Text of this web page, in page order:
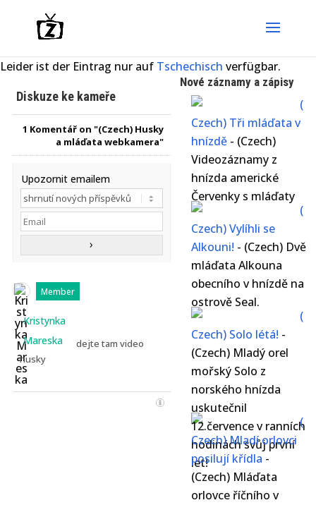
Leider ist der Eintrag nur auf Tschechisch verfügbar.
Nové záznamy a zápisy
(
Czech) Tři mláďata v
hnízdě - (Czech)
Videozáznamy z
hnízda americké
Červenky s mláďaty
(
Czech) Vylíhli se
Alkouni! - (Czech) Dvě
mláďata Alkouna
obecního v hnízdě na
ostrově Seal.
(
Czech) Solo létá! -
(Czech) Mladý orel
mořský Solo z
norského hnízda
uskutečnil
12.července v ranních
hodinách svůj první
let!
(
Czech) Mladí orlovci
posilují křídla -
(Czech) Mláďata
orlovce říčního v
Diskuze ke kameře
1 Komentář on "(Czech) Husky
a mláďata webkamera"
Upozornit emailem
Member
Kristynka
Mareska
dejte tam video
husky